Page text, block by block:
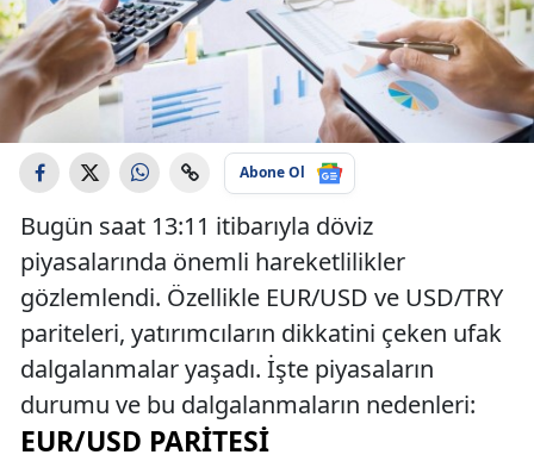
Abone Ol
Bugün saat 13:11 itibarıyla döviz
piyasalarında önemli hareketlilikler
gözlemlendi. Özellikle EUR/USD ve USD/TRY
pariteleri, yatırımcıların dikkatini çeken ufak
dalgalanmalar yaşadı. İşte piyasaların
durumu ve bu dalgalanmaların nedenleri:
EUR/USD PARITESI